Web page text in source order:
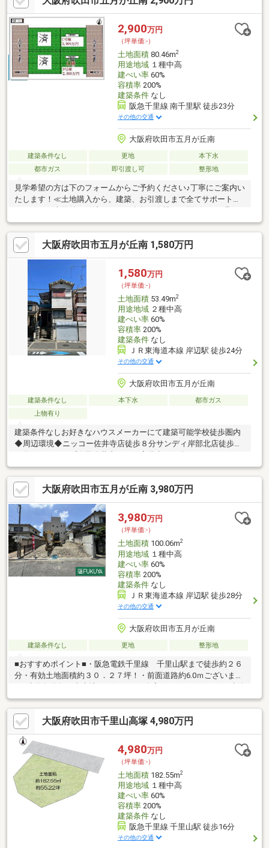
2,900万円
（坪単価:-）
土地面積80.46m2
用途地域１種中高
建ぺい率60%
容積率200%
建築条件なし
阪急千里線 南千里駅 徒歩23分
その他の交通
大阪府吹田市五月が丘南
建築条件なし 更地
本下水
都市ガス
即引渡し可 整形地
見学希望の方は下のフォームからご予約ください♪丁寧にご案内い
たします！≪土地購入から、建築、お引渡しまで全てサポート致
は必要ございません！弊社が窓口となりご対応致します。【土地
建物価格】 4880万円建物の仕様、資金計画などご説明させて
頂きます。本物件は、建物プランをご用意しております。
お客様と、間取りからご一緒に考えて進めてまいります。気にな
ることがございましたら、是非お気軽にお問合せ下さいませ。
大阪府吹田市五月が丘南 1,580万円
1,580万円
（坪単価:-）
土地面積53.49m2
用途地域２種中高
建ぺい率60%
容積率200%
建築条件なし
ＪＲ東海道本線 岸辺駅 徒歩24分
その他の交通
大阪府吹田市五月が丘南
建築条件なし 本下水
都市ガス
上物有り
建築条件なしお好きなハウスメーカーにて建築可能学校徒歩圏内
◆周辺環境◆ニッコー佐井寺店徒歩８分サンディ岸部北店徒歩１
ト佐井寺南が丘店徒歩１１分吹田市立佐井寺中学校徒歩５分吹田
市立東佐井寺小学校徒歩１１分岸部敬愛幼稚園徒歩７分医療法人
協和会協和会病院徒歩３分※建築基準法２２条区域※２５ｍ第三種
高度地区※設備修補含む売主契約不適合責任免責※図面現況異なる
場合現況優先※現状有姿引渡（古家有）担当：板谷 大志 電
話：０７０－６４２０－２０９０
大阪府吹田市五月が丘南 3,980万円
3,980万円
（坪単価:-）
土地面積100.06m2
用途地域１種中高
建ぺい率60%
容積率200%
建築条件なし
ＪＲ東海道本線 岸辺駅 徒歩28分
その他の交通
大阪府吹田市五月が丘南
建築条件なし 更地 整形地
■おすすめポイント■・阪急電鉄千里線 千里山駅まで徒歩約２６
分・有効土地面積約３０．２７坪！・前面道路約6.0ｍございます
♪・建築条件無し売土地！お好きな工務店・ハウスメーカーで建築
可能です♪■近隣施設■【学校】・吹田市立東佐井寺小学校 徒歩
約７分（約490ｍ）・吹田市立佐井寺中学校 徒歩約６分（約430
ｍ）【商業施設など】・ニッコー佐井寺店 徒歩約４分（約290
ｍ）・ミニストップ吹田佐井寺1丁目店 徒歩約８分（約640
ｍ）・ウエルシア吹田五月が丘店 徒歩約１１分（約850ｍ）・
医療法人協和会協和会病院 徒歩約７分（約500ｍ）
大阪府吹田市千里山高塚 4,980万円
4,980万円
（坪単価:-）
土地面積182.55m2
用途地域１種中高
建ぺい率60%
容積率200%
建築条件なし
阪急千里線 千里山駅 徒歩16分
その他の交通